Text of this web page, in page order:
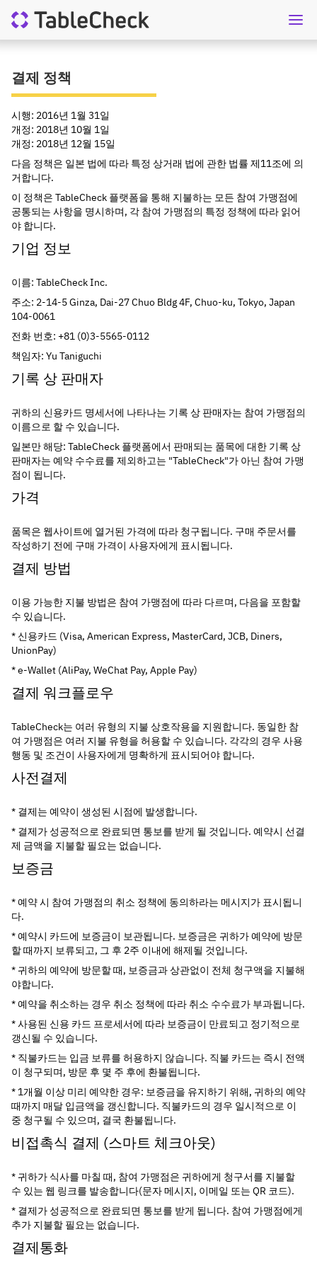
결제 정책
시행: 2016년 1월 31일
개정: 2018년 10월 1일
개정: 2018년 12월 15일
다음 정책은 일본 법에 따라 특정 상거래 법에 관한 법률 제11조에 의
거합니다.
이 정책은 TableCheck 플랫폼을 통해 지불하는 모든 참여 가맹점에
공통되는 사항을 명시하며, 각 참여 가맹점의 특정 정책에 따라 읽어
야 합니다.
기업 정보
이름: TableCheck Inc.
주소: 2-14-5 Ginza, Dai-27 Chuo Bldg 4F, Chuo-ku, Tokyo, Japan
104-0061
전화 번호: +81 (0)3-5565-0112
책임자: Yu Taniguchi
기록 상 판매자
귀하의 신용카드 명세서에 나타나는 기록 상 판매자는 참여 가맹점의
이름으로 할 수 있습니다.
일본만 해당: TableCheck 플랫폼에서 판매되는 품목에 대한 기록 상
판매자는 예약 수수료를 제외하고는 "TableCheck"가 아닌 참여 가맹
점이 됩니다.
가격
품목은 웹사이트에 열거된 가격에 따라 청구됩니다. 구매 주문서를
작성하기 전에 구매 가격이 사용자에게 표시됩니다.
결제 방법
이용 가능한 지불 방법은 참여 가맹점에 따라 다르며, 다음을 포함할
수 있습니다.
* 신용카드 (Visa, American Express, MasterCard, JCB, Diners,
UnionPay)
* e-Wallet (AliPay, WeChat Pay, Apple Pay)
결제 워크플로우
TableCheck는 여러 유형의 지불 상호작용을 지원합니다. 동일한 참
여 가맹점은 여러 지불 유형을 허용할 수 있습니다. 각각의 경우 사용
행동 및 조건이 사용자에게 명확하게 표시되어야 합니다.
사전결제
* 결제는 예약이 생성된 시점에 발생합니다.
* 결제가 성공적으로 완료되면 통보를 받게 될 것입니다. 예약시 선결
제 금액을 지불할 필요는 없습니다.
보증금
* 예약 시 참여 가맹점의 취소 정책에 동의하라는 메시지가 표시됩니
다.
* 예약시 카드에 보증금이 보관됩니다. 보증금은 귀하가 예약에 방문
할 때까지 보류되고, 그 후 2주 이내에 해제될 것입니다.
* 귀하의 예약에 방문할 때, 보증금과 상관없이 전체 청구액을 지불해
야합니다.
* 예약을 취소하는 경우 취소 정책에 따라 취소 수수료가 부과됩니다.
* 사용된 신용 카드 프로세서에 따라 보증금이 만료되고 정기적으로
갱신될 수 있습니다.
* 직불카드는 입금 보류를 허용하지 않습니다. 직불 카드는 즉시 전액
이 청구되며, 방문 후 몇 주 후에 환불됩니다.
* 1개월 이상 미리 예약한 경우: 보증금을 유지하기 위해, 귀하의 예약
때까지 매달 입금액을 갱신합니다. 직불카드의 경우 일시적으로 이
중 청구될 수 있으며, 결국 환불됩니다.
비접촉식 결제 (스마트 체크아웃)
* 귀하가 식사를 마칠 때, 참여 가맹점은 귀하에게 청구서를 지불할
수 있는 웹 링크를 발송합니다(문자 메시지, 이메일 또는 QR 코드).
* 결제가 성공적으로 완료되면 통보를 받게 됩니다. 참여 가맹점에게
추가 지불할 필요는 없습니다.
결제통화